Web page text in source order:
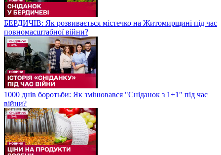
БЕРДИЧІВ: Як розвивається містечко на Житомирщині під час
повномасштабної війни?
1000 днів боротьби: Як змінювався "Сніданок з 1+1" під час
війни?